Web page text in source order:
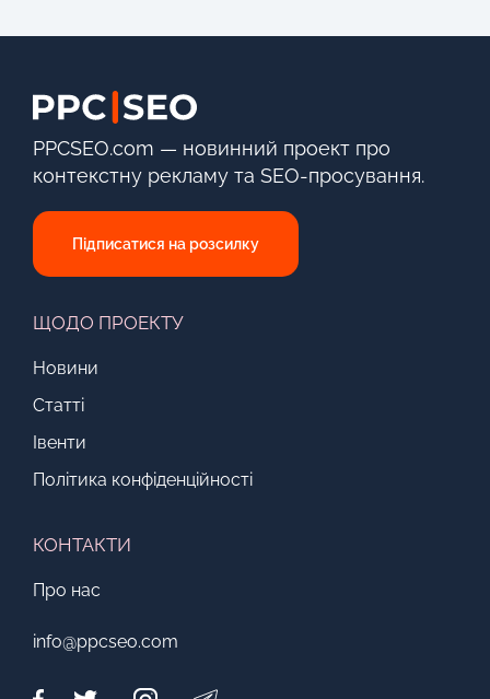
PPCSEO.com — новинний проект про
контекстну рекламу та SEO-просування.
Підписатися на розсилку
ЩОДО ПРОЕКТУ
Новини
Статті
Івенти
Політика конфіденційності
КОНТАКТИ
Про нас
info@ppcseo.com